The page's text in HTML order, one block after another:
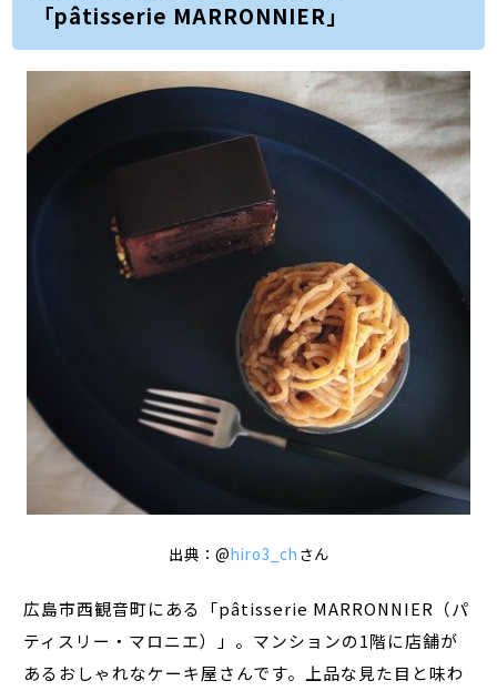
「pâtisserie MARRONNIER」
出典：@hiro3_ch さん
広島市西観音町にある「pâtisserie MARRONNIER（パ
ティスリー・マロニエ）」。マンションの1階に店舗が
あるおしゃれなケーキ屋さんです。上品な見た目と味わ